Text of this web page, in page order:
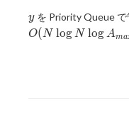
y
yを Priority Queue で
O(N logN logAma